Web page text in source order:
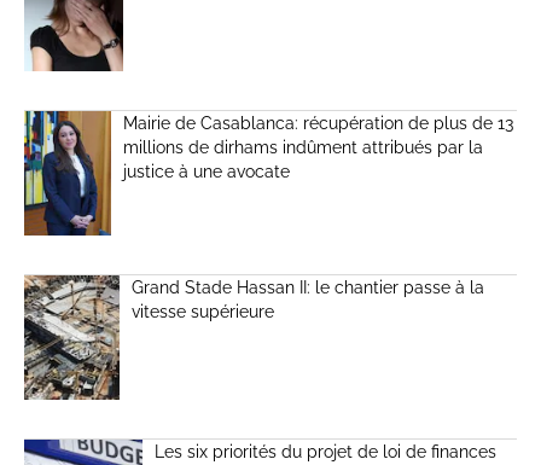
Mairie de Casablanca: récupération de plus de 13
millions de dirhams indûment attribués par la
justice à une avocate
Grand Stade Hassan II: le chantier passe à la
vitesse supérieure
Les six priorités du projet de loi de finances